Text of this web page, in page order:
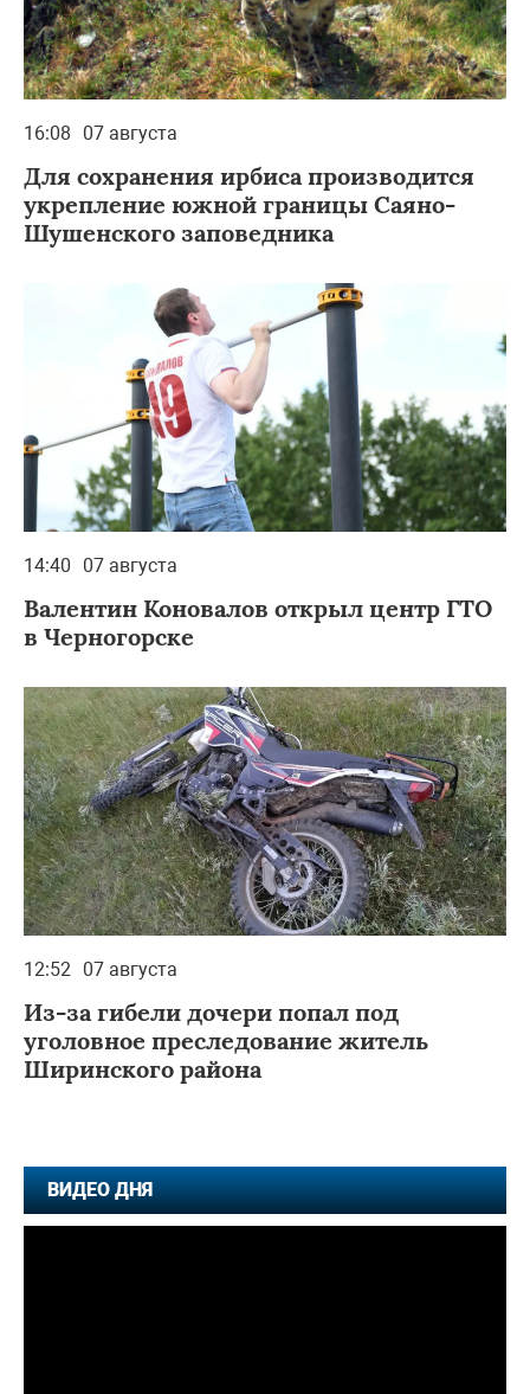
16:08 07 августа
Для сохранения ирбиса производится
укрепление южной границы Саяно-
Шушенского заповедника
14:40 07 августа
Валентин Коновалов открыл центр ГТО
в Черногорске
12:52 07 августа
Из-за гибели дочери попал под
уголовное преследование житель
Ширинского района
ВИДЕО ДНЯ